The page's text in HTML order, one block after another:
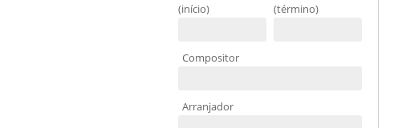
(início)
(término)
Compositor
Arranjador